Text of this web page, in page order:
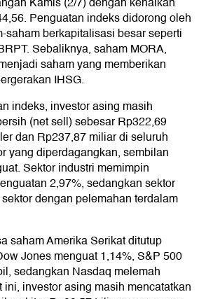
Penguatan indeks didorong oleh
saham berkapitalisasi besar seperti
Sebaliknya, saham MORA,
saham yang memberikan
IHSG.
indeks, investor asing masih
(net sell) sebesar Rp322,69
dan Rp237,87 miliar di seluruh
yang diperdagangkan, sembilan
Sektor industri memimpin
2,97%, sedangkan sektor
dengan pelemahan terdalam
saham Amerika Serikat ditutup
Jones menguat 1,14%, S&P 500
sedangkan Nasdaq melemah
investor asing masih mencatatkan